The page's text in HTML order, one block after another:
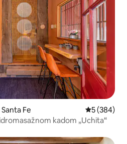
Fe prosječna
5 (384)
kadom „Uchita“